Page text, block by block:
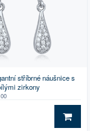
stříbrné náušnice s
zirkony
DO